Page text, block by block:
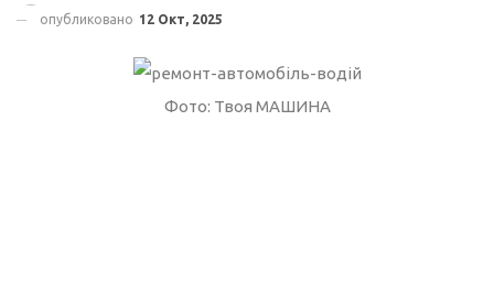
опубликовано 12 Окт, 2025
Фото: Твоя МАШИНА